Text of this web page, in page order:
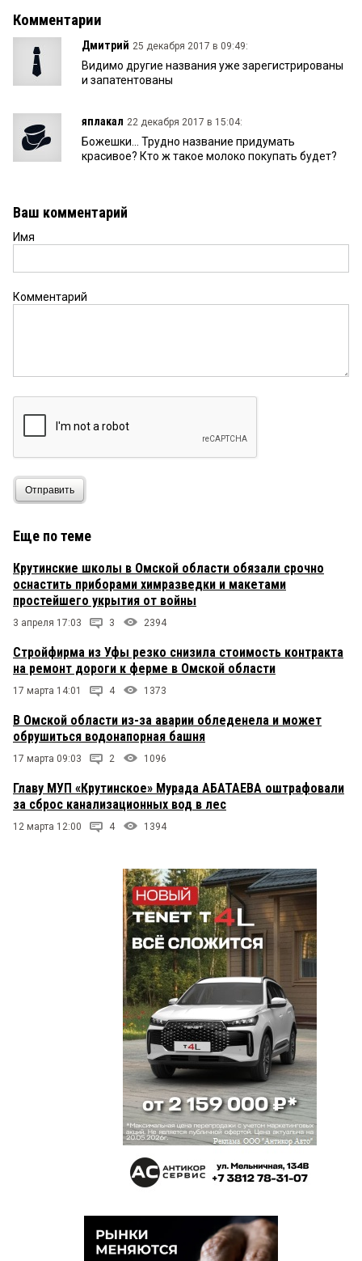
Комментарии
Дмитрий 25 декабря 2017 в 09:49:
Видимо другие названия уже зарегистрированы
и запатентованы
яплакал 22 декабря 2017 в 15:04:
Божешки... Трудно название придумать
красивое? Кто ж такое молоко покупать будет?
Ваш комментарий
Имя
Комментарий
Отправить
Еще по теме
Крутинские школы в Омской области обязали срочно
оснастить приборами химразведки и макетами
простейшего укрытия от войны
3 апреля 17:03 3 2394
Стройфирма из Уфы резко снизила стоимость контракта
на ремонт дороги к ферме в Омской области
17 марта 14:01 4 1373
В Омской области из-за аварии обледенела и может
обрушиться водонапорная башня
17 марта 09:03 2 1096
Главу МУП «Крутинское» Мурада АБАТАЕВА оштрафовали
за сброс канализационных вод в лес
12 марта 12:00 4 1394